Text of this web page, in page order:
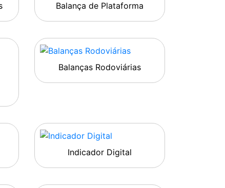
Balança de Plataforma
Balanças Rodoviárias
Indicador Digital